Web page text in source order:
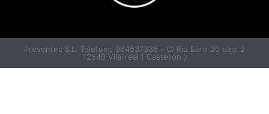
Preventec S.L. Telefono 964537338 - C/ Riu Ebre 20 bajo 2
12540 Vila-real ( Castellón )